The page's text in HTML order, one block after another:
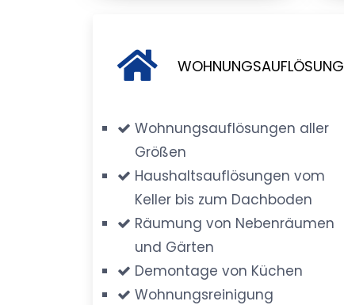
WOHNUNGSAUFLÖSUNG
Wohnungsauflösungen aller
Größen
Haushaltsauflösungen vom
Keller bis zum Dachboden
Räumung von Nebenräumen
und Gärten
Demontage von Küchen
Wohnungsreinigung